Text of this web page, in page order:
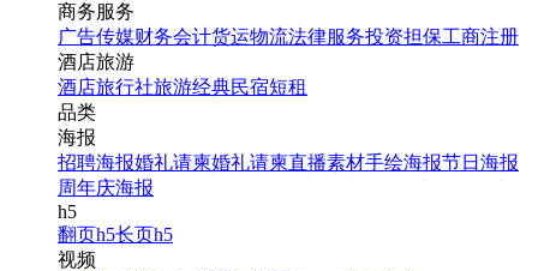
商务服务
广告传媒财务会计货运物流法律服务投资担保工商注册
酒店旅游
酒店旅行社旅游经典民宿短租
品类
海报
招聘海报婚礼请柬婚礼请柬直播素材手绘海报节日海报
周年庆海报
h5
翻页h5长页h5
视频